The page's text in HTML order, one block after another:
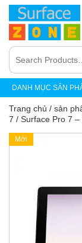
DANH MỤC SẢN
Trang chủ / sản
7 / Surface Pro 7 –
Mới